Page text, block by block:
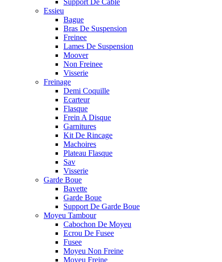
Support De Cable
Essieu
Bague
Bras De Suspension
Freinee
Lames De Suspension
Moover
Non Freinee
Visserie
Freinage
Demi Coquille
Ecarteur
Flasque
Frein A Disque
Garnitures
Kit De Rincage
Machoires
Plateau Flasque
Sav
Visserie
Garde Boue
Bavette
Garde Boue
Support De Garde Boue
Moyeu Tambour
Cabochon De Moyeu
Ecrou De Fusee
Fusee
Moyeu Non Freine
Moyeu Freine